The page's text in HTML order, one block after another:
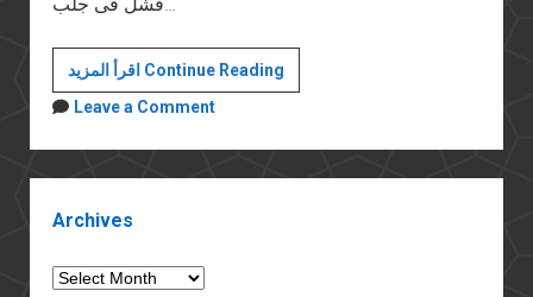
اقرأ المزيد Continue Readingهيبة
الدولة
Leave a Comment
Archives
Archives